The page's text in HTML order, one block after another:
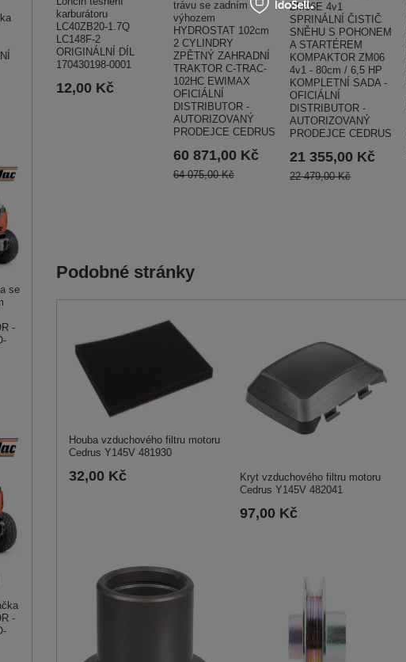
se
-
-
karburátoru
LC40ZB20-1.7Q
LC148F-2
ORIGINÁLNÍ DÍL
170430198-0001
12,00 Kč
trávu se zadním
výhozem
HYDROSTAT 102cm
2 CYLINDRY
ZPĚTNÝ ZAHRADNÍ
TRAKTOR C-TRAC-
102HC EWIMAX
OFICIÁLNÍ
DISTRIBUTOR -
AUTORIZOVANÝ
PRODEJCE CEDRUS
60 871,00 Kč
64 075,00 Kč
ZM06E 4v1
SPRINÁLNÍ ČISTIČ
SNĚHU S POHONEM
A STARTÉREM
KOMPAKTOR ZM06
4v1 - 80cm / 6,5 HP
KOMPLETNÍ SADA -
OFICIÁLNÍ
DISTRIBUTOR -
AUTORIZOVANÝ
PRODEJCE CEDRUS
21 355,00 Kč
22 479,00 Kč
Podobné stránky
Houba vzduchového filtru motoru
Cedrus Y145V 481930
32,00 Kč
Kryt vzduchového filtru motoru
Cedrus Y145V 482041
97,00 Kč